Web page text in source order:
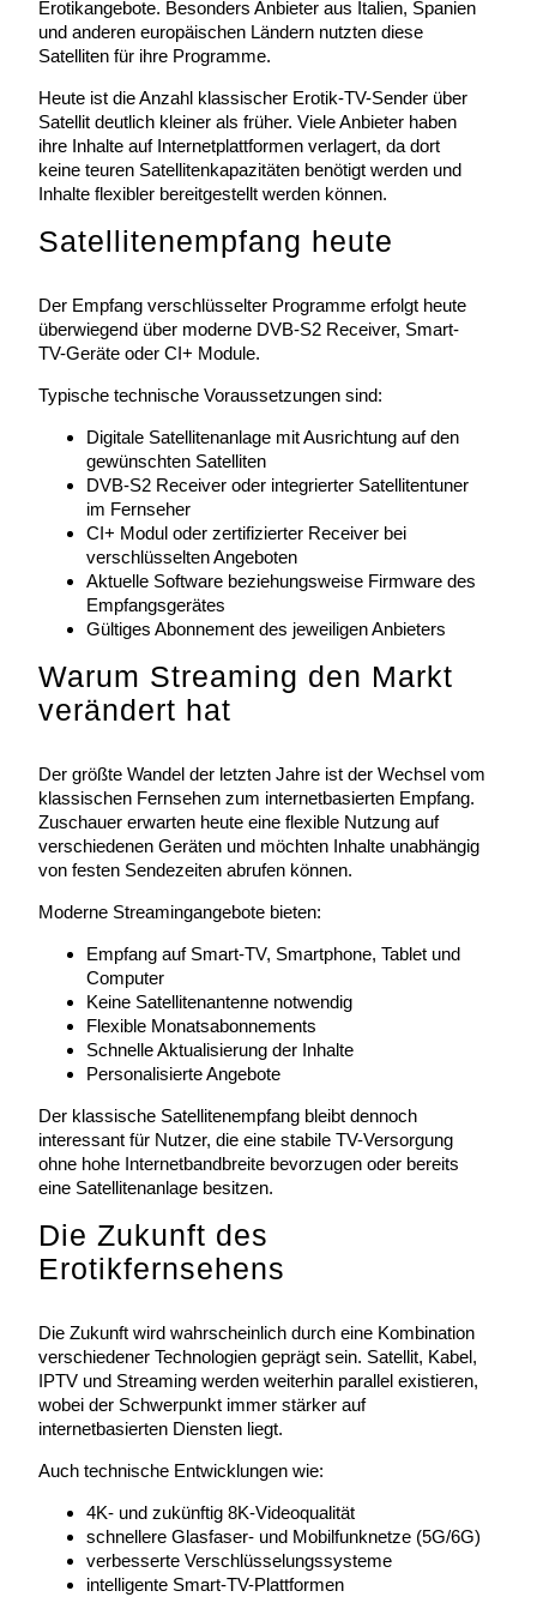
Erotikangebote. Besonders Anbieter aus Italien, Spanien
und anderen europäischen Ländern nutzten diese
Satelliten für ihre Programme.
Heute ist die Anzahl klassischer Erotik-TV-Sender über
Satellit deutlich kleiner als früher. Viele Anbieter haben
ihre Inhalte auf Internetplattformen verlagert, da dort
keine teuren Satellitenkapazitäten benötigt werden und
Inhalte flexibler bereitgestellt werden können.
Satellitenempfang heute
Der Empfang verschlüsselter Programme erfolgt heute
überwiegend über moderne DVB-S2 Receiver, Smart-
TV-Geräte oder CI+ Module.
Typische technische Voraussetzungen sind:
Digitale Satellitenanlage mit Ausrichtung auf den
gewünschten Satelliten
DVB-S2 Receiver oder integrierter Satellitentuner
im Fernseher
CI+ Modul oder zertifizierter Receiver bei
verschlüsselten Angeboten
Aktuelle Software beziehungsweise Firmware des
Empfangsgerätes
Gültiges Abonnement des jeweiligen Anbieters
Warum Streaming den Markt
verändert hat
Der größte Wandel der letzten Jahre ist der Wechsel vom
klassischen Fernsehen zum internetbasierten Empfang.
Zuschauer erwarten heute eine flexible Nutzung auf
verschiedenen Geräten und möchten Inhalte unabhängig
von festen Sendezeiten abrufen können.
Moderne Streamingangebote bieten:
Empfang auf Smart-TV, Smartphone, Tablet und
Computer
Keine Satellitenantenne notwendig
Flexible Monatsabonnements
Schnelle Aktualisierung der Inhalte
Personalisierte Angebote
Der klassische Satellitenempfang bleibt dennoch
interessant für Nutzer, die eine stabile TV-Versorgung
ohne hohe Internetbandbreite bevorzugen oder bereits
eine Satellitenanlage besitzen.
Die Zukunft des
Erotikfernsehens
Die Zukunft wird wahrscheinlich durch eine Kombination
verschiedener Technologien geprägt sein. Satellit, Kabel,
IPTV und Streaming werden weiterhin parallel existieren,
wobei der Schwerpunkt immer stärker auf
internetbasierten Diensten liegt.
Auch technische Entwicklungen wie:
4K- und zukünftig 8K-Videoqualität
schnellere Glasfaser- und Mobilfunknetze (5G/6G)
verbesserte Verschlüsselungssysteme
intelligente Smart-TV-Plattformen